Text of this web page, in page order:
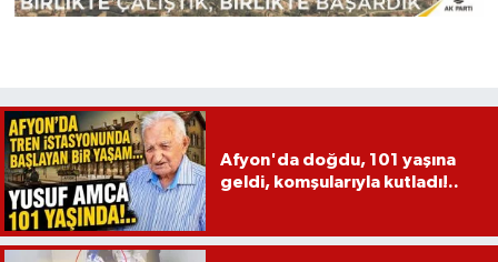
Afyon'da doğdu, 101 yaşına
geldi, komşularıyla kutladı!..